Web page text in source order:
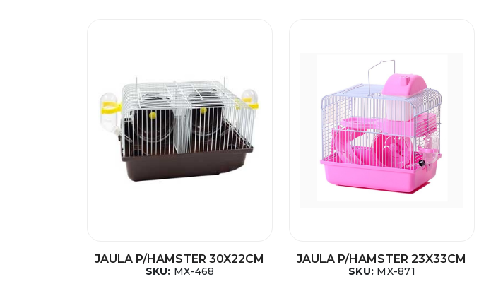
JAULA P/HAMSTER 30X22CM
SKU: MX-468
JAULA P/HAMSTER 23X33CM
SKU: MX-871